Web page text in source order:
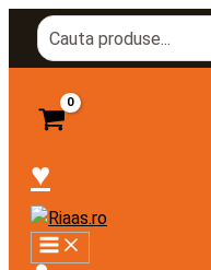
Skip
content
Search
for:
♥